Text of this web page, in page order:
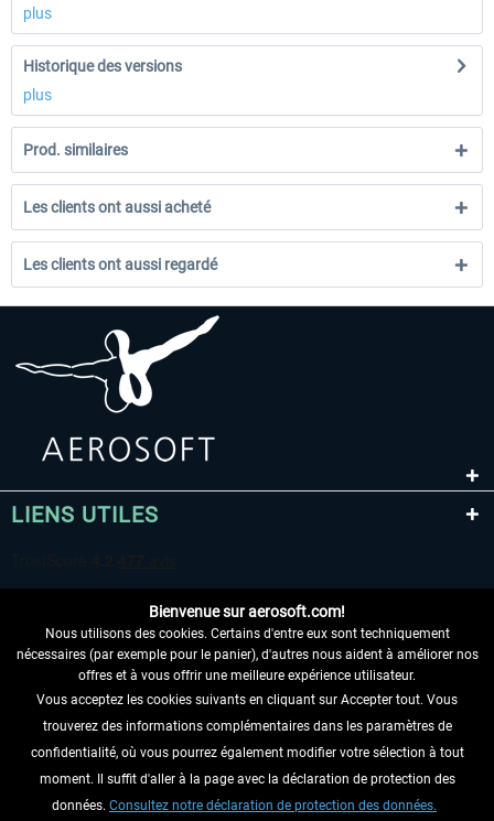
plus
Historique des versions
plus
Prod. similaires
Les clients ont aussi acheté
Les clients ont aussi regardé
LIENS UTILES
RENONCER AU CONTRAT ICI
INFORMATIONS
NE MANQUEZ PAS LES DERNIÈRES
Bienvenue sur aerosoft.com!
Nous utilisons des cookies. Certains d'entre eux sont techniquement
nécessaires (par exemple pour le panier), d'autres nous aident à améliorer nos
offres et à vous offrir une meilleure expérience utilisateur.
Vous acceptez les cookies suivants en cliquant sur Accepter tout. Vous
trouverez des informations complémentaires dans les paramètres de
confidentialité, où vous pourrez également modifier votre sélection à tout
moment. Il suffit d'aller à la page avec la déclaration de protection des
données. Consultez notre déclaration de protection des données.